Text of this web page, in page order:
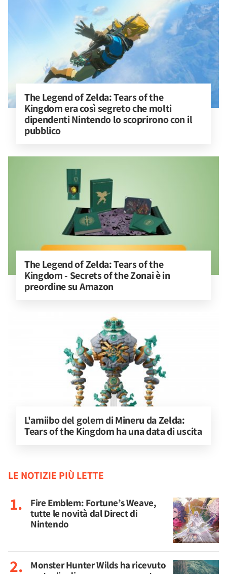
The Legend of Zelda: Tears of the
Kingdom era così segreto che molti
dipendenti Nintendo lo scoprirono con il
pubblico
The Legend of Zelda: Tears of the
Kingdom - Secrets of the Zonai è in
preordine su Amazon
L'amiibo del golem di Mineru da Zelda:
Tears of the Kingdom ha una data di uscita
LE NOTIZIE PIÙ LETTE
Fire Emblem: Fortune’s Weave,
tutte le novità dal Direct di
Nintendo
Monster Hunter Wilds ha ricevuto